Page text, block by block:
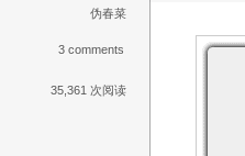
伪春菜
3 comments
35,361 次阅读